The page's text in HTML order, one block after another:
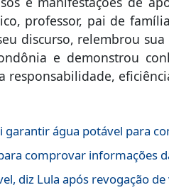
professor, pai de
discurso, relembrou
e demonstrou
responsabilidade,
água potável para
comprovar informações
diz Lula após revogação